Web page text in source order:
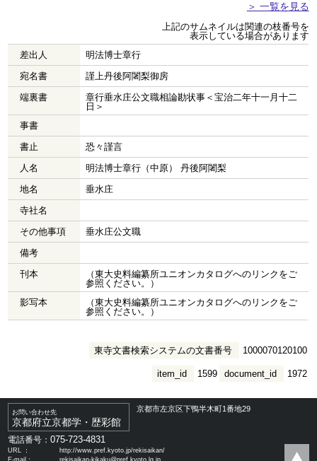
＞ 一覧を見る
上記のサムネイルは関連の枝番号を
表示している場合があります
差出人
明法博士章行
宛名書
謹上丹後阿闍梨御房
端裏書
章行垂水庄公文職相論勘状事＜宝治二年十一月十二
日＞
事書
書止
恐々謹言
人名
明法博士章行（中原） 丹後阿闍梨
地名
垂水庄
寺社名
その他事項
垂水庄公文職
備考
刊本
（東大史料編纂所ユニオンカタログへのリンクをご
参照ください。）
影写本
（東大史料編纂所ユニオンカタログへのリンクをご
参照ください。）
東寺文書検索システムの文書番号 1000070120100
document_id 1972
item_id 1599
お問い合わせ先
京都府立京都学・歴彩館
京都市左京区下鴨半木町1番地29
電話番号：075-723-4831
URL ：
http://www.pref.kyoto.jp/rekisaikan/
E-mail：
rekisaikan-kikaku@pref.kyoto.lg.jp